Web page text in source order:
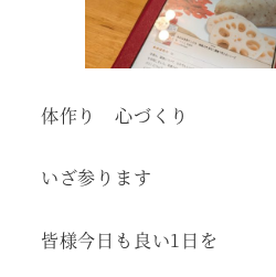
体作り 心づくり
いざ参ります
皆様今日も良い1日を